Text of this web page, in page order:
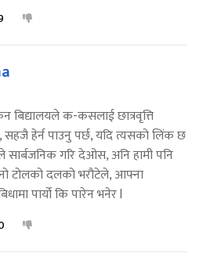
क-कसलाई छात्रवृत्ति
हेर्न पाउनु पर्छ, यदि त्यसको लिंक छ
गरि देओस, अनि हामी पनि
टोलको दलको भरौटेले, आफ्ना
पार्यो कि पारेन भनेर l